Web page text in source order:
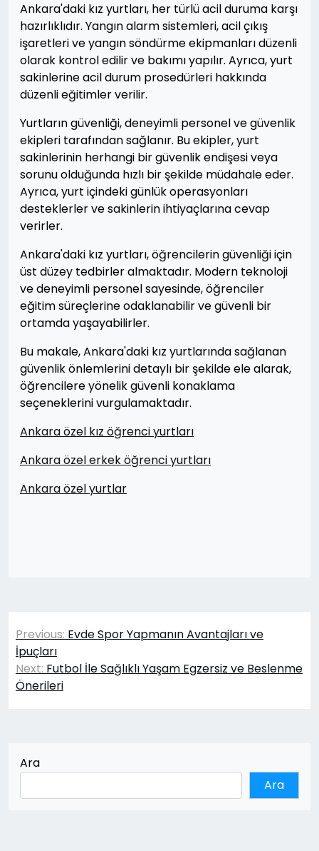
Ankara'daki kız yurtları, her türlü acil duruma karşı
hazırlıklıdır. Yangın alarm sistemleri, acil çıkış
işaretleri ve yangın söndürme ekipmanları düzenli
olarak kontrol edilir ve bakımı yapılır. Ayrıca, yurt
sakinlerine acil durum prosedürleri hakkında
düzenli eğitimler verilir.
Yurtların güvenliği, deneyimli personel ve güvenlik
ekipleri tarafından sağlanır. Bu ekipler, yurt
sakinlerinin herhangi bir güvenlik endişesi veya
sorunu olduğunda hızlı bir şekilde müdahale eder.
Ayrıca, yurt içindeki günlük operasyonları
desteklerler ve sakinlerin ihtiyaçlarına cevap
verirler.
Ankara'daki kız yurtları, öğrencilerin güvenliği için
üst düzey tedbirler almaktadır. Modern teknoloji
ve deneyimli personel sayesinde, öğrenciler
eğitim süreçlerine odaklanabilir ve güvenli bir
ortamda yaşayabilirler.
Bu makale, Ankara'daki kız yurtlarında sağlanan
güvenlik önlemlerini detaylı bir şekilde ele alarak,
öğrencilere yönelik güvenli konaklama
seçeneklerini vurgulamaktadır.
Ankara özel kız öğrenci yurtları
Ankara özel erkek öğrenci yurtları
Ankara özel yurtlar
Yazı
gezinmesi
Previous: Evde Spor Yapmanın Avantajları ve
İpuçları
Next: Futbol İle Sağlıklı Yaşam Egzersiz ve Beslenme
Önerileri
Ara
Ara